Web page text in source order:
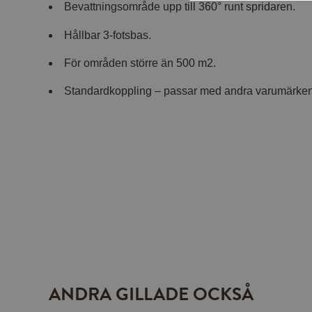
Bevattningsområde upp till 360° runt spridaren.
Hållbar 3-fotsbas.
För områden större än 500 m2.
Standardkoppling – passar med andra
ANDRA GILLADE OCKSÅ